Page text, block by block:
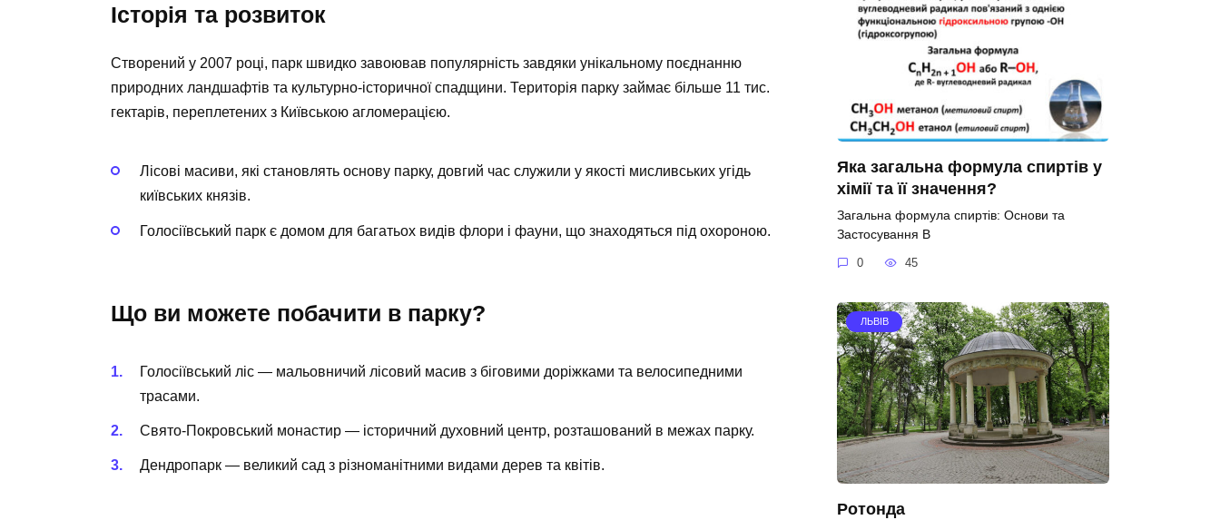
Історія та розвиток
Створений у 2007 році, парк швидко завоював популярність завдяки унікальному поєднанню
природних ландшафтів та культурно-історичної спадщини. Територія парку займає більше 11 тис.
гектарів, переплетених з Київською агломерацією.
Лісові масиви, які становлять основу парку, довгий час служили у якості мисливських угідь
київських князів.
Голосіївський парк є домом для багатьох видів флори і фауни, що знаходяться під охороною.
Що ви можете побачити в парку?
Голосіївський ліс — мальовничий лісовий масив з біговими доріжками та велосипедними
трасами.
Свято-Покровський монастир — історичний духовний центр, розташований в межах парку.
Дендропарк — великий сад з різноманітними видами дерев та квітів.
Яка загальна формула спиртів у
хімії та її значення?
Загальна формула спиртів: Основи та
Застосування В
0 45
ЛЬВІВ
Ротонда